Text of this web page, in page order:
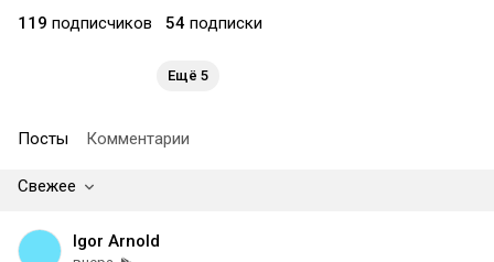
119 подписчиков 54 подписки
Ещё 5
Посты Комментарии
Свежее
Igor Arnold